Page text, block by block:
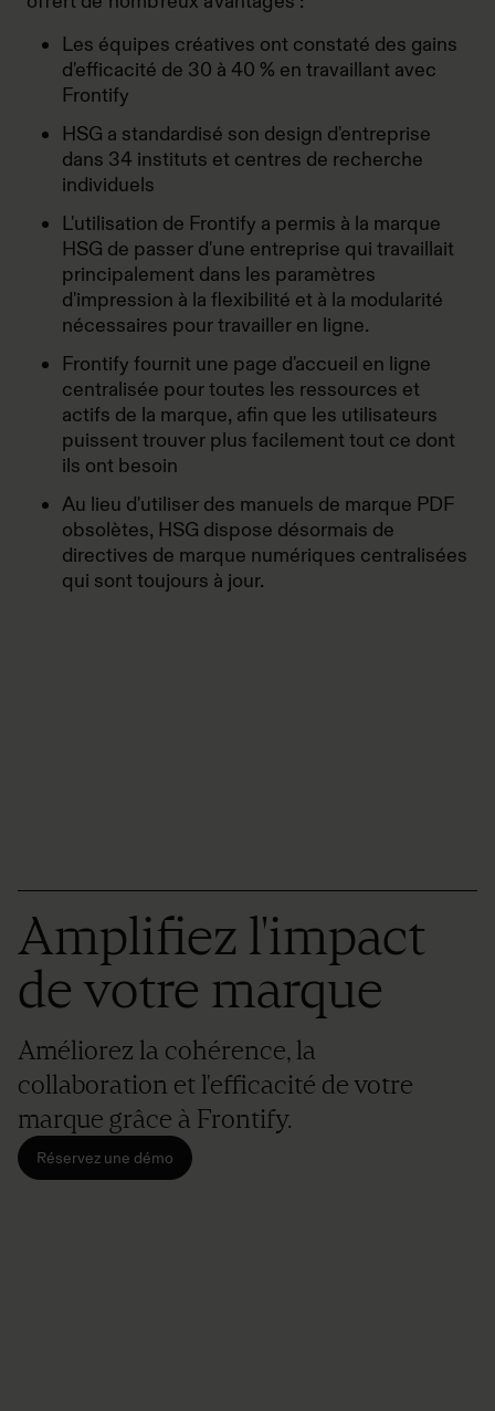
Les équipes créatives ont constaté des gains
d'efficacité de 30 à 40 % en travaillant avec
Frontify
HSG a standardisé son design d'entreprise
dans 34 instituts et centres de recherche
individuels
L'utilisation de Frontify a permis à la marque
HSG de passer d'une entreprise qui travaillait
principalement dans les paramètres
d'impression à la flexibilité et à la modularité
nécessaires pour travailler en ligne.
Frontify fournit une page d'accueil en ligne
centralisée pour toutes les ressources et
actifs de la marque, afin que les utilisateurs
puissent trouver plus facilement tout ce dont
ils ont besoin
Au lieu d'utiliser des manuels de marque PDF
obsolètes, HSG dispose désormais de
directives de marque numériques centralisées
qui sont toujours à jour.
Amplifiez l'impact
de votre marque
Améliorez la cohérence, la
collaboration et l'efficacité de votre
marque grâce à Frontify.
Réservez une démo